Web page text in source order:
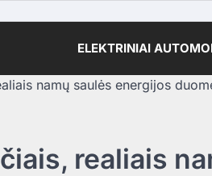
ELEKTRINIAI
namų saulės energijos
realiais